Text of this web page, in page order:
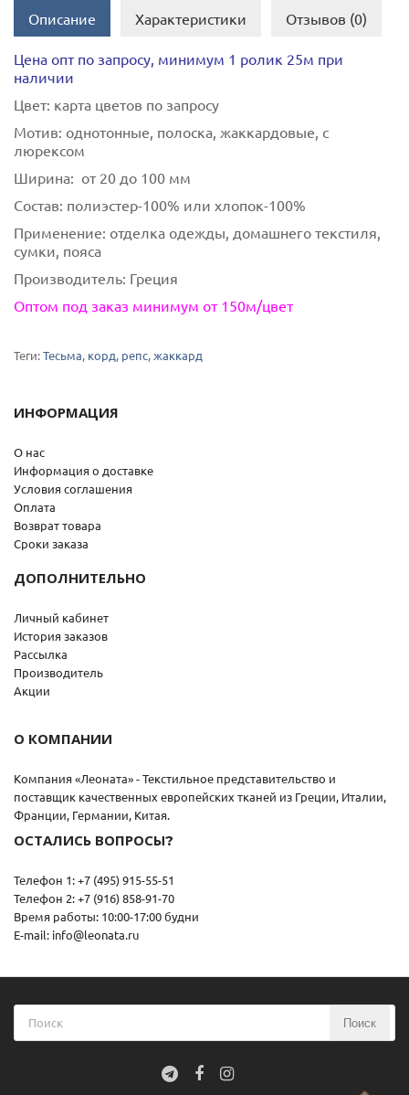
Описание Характеристики Отзывов (0)
Цена опт по запросу, минимум 1 ролик 25м при
наличии
Цвет: карта цветов по запросу
Мотив: однотонные, полоска, жаккардовые, с
люрексом
Ширина: от 20 до 100 мм
Состав: полиэстер-100% или хлопок-100%
Применение: отделка одежды, домашнего текстиля,
сумки, пояса
Производитель: Греция
Оптом под заказ минимум от 150м/цвет
Теги:Тесьма, корд, репс,жаккард
ИНФОРМАЦИЯ
О нас
Информация о доставке
Условия соглашения
Оплата
Возврат товара
Сроки заказа
ДОПОЛНИТЕЛЬНО
Личный кабинет
История заказов
Рассылка
Производитель
Акции
О КОМПАНИИ
Компания «Леоната» - Текстильное представительство и
поставщик качественных европейских тканей из Греции, Италии,
Франции, Германии, Китая.
ОСТАЛИСЬ ВОПРОСЫ?
Телефон 1: +7 (495) 915-55-51
Телефон 2: +7 (916) 858-91-70
Время работы: 10:00-17:00 будни
E-mail: info@leonata.ru
Поиск